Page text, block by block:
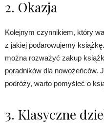
2. Okazja
Kolejnym czynnikiem, który
z jakiej podarowujemy
można rozważyć zakup
poradników dla nowożeńców.
podróży, warto pomyśleć o
3. Klasyczne